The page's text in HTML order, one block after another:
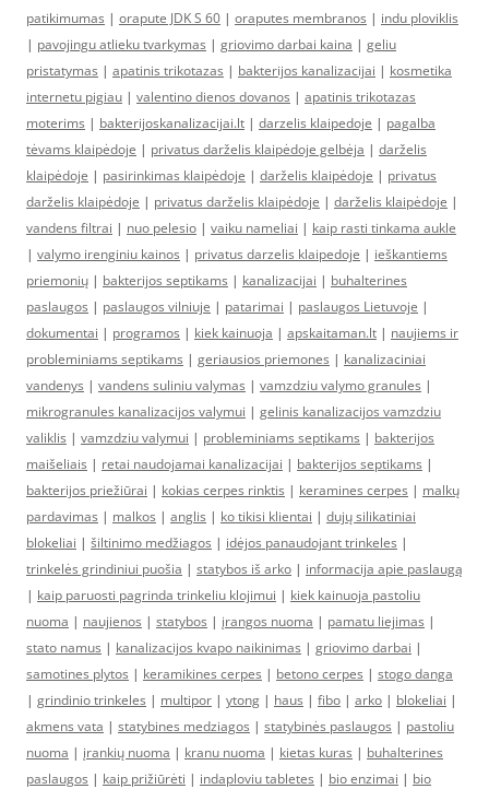
patikimumas | orapute JDK S 60 | oraputes membranos | indu ploviklis
| pavojingu atlieku tvarkymas | griovimo darbai kaina | geliu
pristatymas | apatinis trikotazas | bakterijos kanalizacijai | kosmetika
internetu pigiau | valentino dienos dovanos | apatinis trikotazas
moterims | bakterijoskanalizacijai.lt | darzelis klaipedoje | pagalba
tėvams klaipėdoje | privatus darželis klaipėdoje gelbėja | darželis
klaipėdoje | pasirinkimas klaipėdoje | darželis klaipėdoje | privatus
darželis klaipėdoje | privatus darželis klaipėdoje | darželis klaipėdoje |
vandens filtrai | nuo pelesio | vaiku nameliai | kaip rasti tinkama aukle
| valymo irenginiu kainos | privatus darzelis klaipedoje | ieškantiems
priemonių | bakterijos septikams | kanalizacijai | buhalterines
paslaugos | paslaugos vilniuje | patarimai | paslaugos Lietuvoje |
dokumentai | programos | kiek kainuoja | apskaitaman.lt | naujiems ir
probleminiams septikams | geriausios priemones | kanalizaciniai
vandenys | vandens suliniu valymas | vamzdziu valymo granules |
mikrogranules kanalizacijos valymui | gelinis kanalizacijos vamzdziu
valiklis | vamzdziu valymui | probleminiams septikams | bakterijos
maišeliais | retai naudojamai kanalizacijai | bakterijos septikams |
bakterijos priežiūrai | kokias cerpes rinktis | keramines cerpes | malkų
pardavimas | malkos | anglis | ko tikisi klientai | dujų silikatiniai
blokeliai | šiltinimo medžiagos | idėjos panaudojant trinkeles |
trinkelės grindiniui puošia | statybos iš arko | informacija apie paslaugą
| kaip paruosti pagrinda trinkeliu klojimui | kiek kainuoja pastoliu
nuoma | naujienos | statybos | įrangos nuoma | pamatu liejimas |
stato namus | kanalizacijos kvapo naikinimas | griovimo darbai |
samotines plytos | keramikines cerpes | betono cerpes | stogo danga
| grindinio trinkeles | multipor | ytong | haus | fibo | arko | blokeliai |
akmens vata | statybines medziagos | statybinės paslaugos | pastoliu
nuoma | įrankių nuoma | kranu nuoma | kietas kuras | buhalterines
paslaugos | kaip prižiūrėti | indaploviu tabletes | bio enzimai | bio